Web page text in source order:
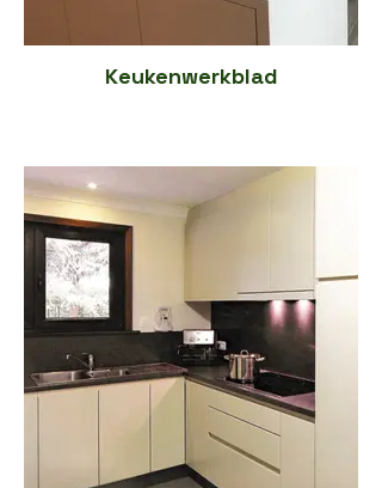
Keukenwerkblad